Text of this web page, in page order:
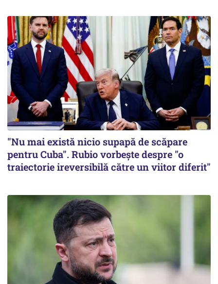
"Nu mai există nicio supapă de scăpare
pentru Cuba". Rubio vorbește despre "o
traiectorie ireversibilă către un viitor diferit"